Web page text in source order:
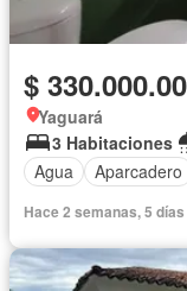
$
Yaguará
3 Habitaciones
Agua
Aparcadero
Hace 2 semanas, 5